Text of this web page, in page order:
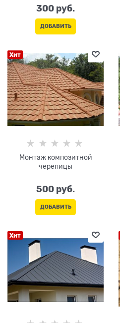
300 руб.
ДОБАВИТЬ
Хит
Монтаж композитной
черепицы
500 руб.
ДОБАВИТЬ
Хит